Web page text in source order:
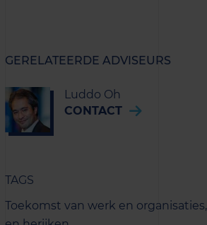
GERELATEERDE ADVISEURS
Luddo Oh
CONTACT
TAGS
Toekomst van werk en organisaties,